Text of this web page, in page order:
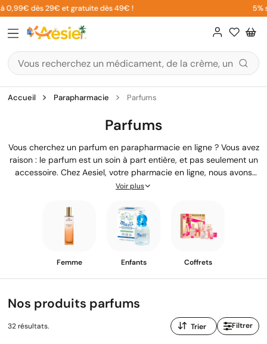
Aller
au
contenu
dès 29€ et gratuite dès 49€ ! 5% sur
Accueil Parapharmacie Parfums
Parfums
Vous cherchez un parfum en parapharmacie en ligne ? Vous avez
raison : le parfum est un soin à part entière, et pas seulement un
accessoire. Chez Aesiel, votre pharmacie en ligne, nous avons
sélectionné des eaux de parfum, des eaux de toilette, des
peau. Nos marques comme Roger Gallet, Nuxe ou Bioderma
allient plaisir olfactif et qualité dermatologique. Commandez en
toute confiance au meilleur prix, avec une livraison offerte dès
49€ en point relais.
Voir plus
Femme Enfants Coffrets
Nos produits parfums
32 résultats.
Trier
par
Filtrer